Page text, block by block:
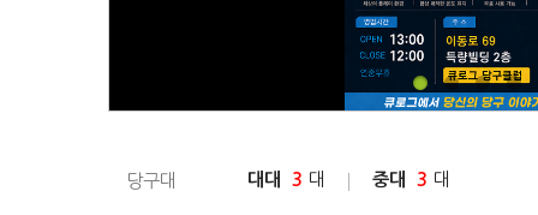
당구대 대대 3 대 중대 3 대